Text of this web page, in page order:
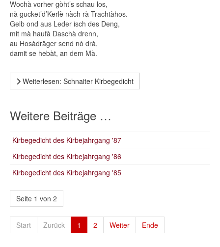
Wochà vorher gòht’s schau los,
nà gucket’d’Kerlè nàch rà Trachtàhos.
Gelb ond aus Leder isch des Deng,
mit mà haufà Daschà drenn,
au Hosàdräger send nò drà,
damit se hebàt, an dem Mà.
Weiterlesen: Schnaiter Kirbegedicht
Weitere Beiträge …
Kirbegedicht des Kirbejahrgang '87
Kirbegedicht des Kirbejahrgang '86
Kirbegedicht des Kirbejahrgang '85
Seite 1 von 2
Start Zurück 1 2 Weiter Ende